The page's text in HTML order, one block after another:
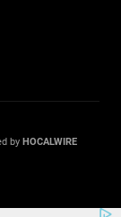
by HOCALWIRE